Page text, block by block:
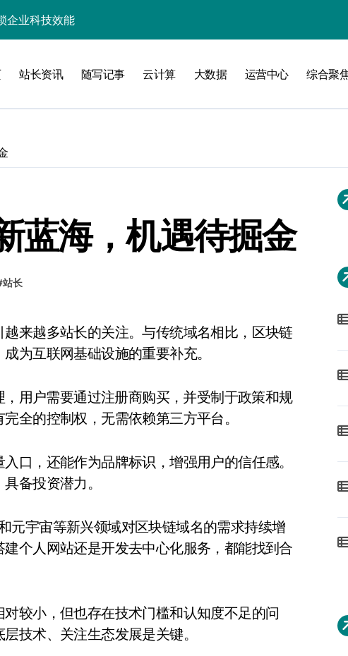
企业科技效能
准策援政策
技高效数据流新纪元
级跃升
优化革新
飞跃
站长资讯 随写记事 云计算 大数据 运营中心 综合聚
蓝海，机遇待掘金
站长
为互联网基础设施的重要补充。
用户需要通过注册商购买，并受制于政策和规
全的控制权，无需依赖第三方平台。
口，还能作为品牌标识，增强用户的信任感。
备投资潜力。
元宇宙等新兴领域对区块链域名的需求持续增
个人网站还是开发去中心化服务，都能找到合
较小，但也存在技术门槛和认知度不足的问
技术、关注生态发展是关键。